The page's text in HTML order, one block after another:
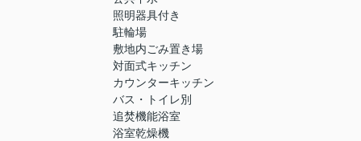
照明器具付き
駐輪場
敷地内ごみ置き場
対面式キッチン
カウンターキッチン
バス・トイレ別
追焚機能浴室
浴室乾燥機